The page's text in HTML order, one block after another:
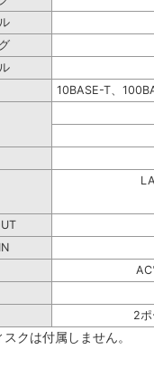
10BASE-T、
2
クは付属しません。